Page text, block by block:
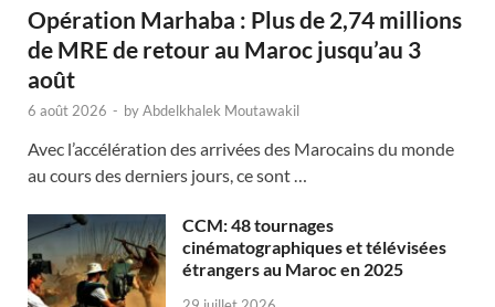
Opération Marhaba : Plus de 2,74 millions
de MRE de retour au Maroc jusqu’au 3
août
6 août 2026 - byAbdelkhalek Moutawakil
Avec l’accélération des arrivées des Marocains du monde
au cours des derniers jours, ce sont …
CCM: 48 tournages
cinématographiques et télévisées
étrangers au Maroc en 2025